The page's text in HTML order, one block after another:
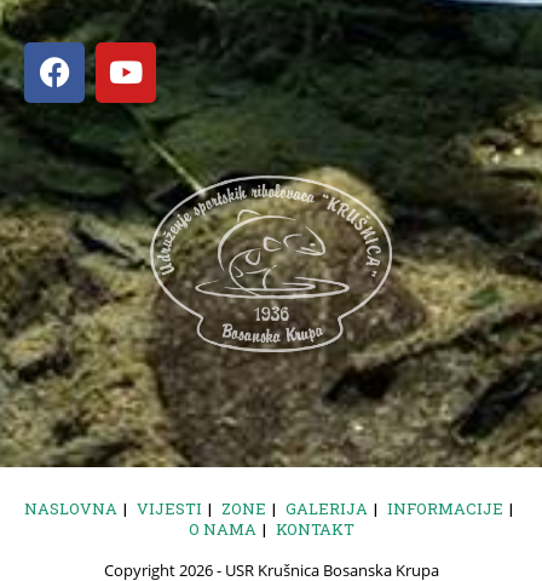
NASLOVNA VIJESTI ZONE GALERIJA
INFORMACIJE
O NAMA
KONTAKT
Copyright 2026 - USR Krušnica Bosanska Krupa